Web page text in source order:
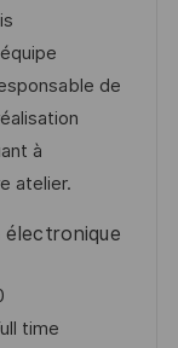
de
à
atelier.
time